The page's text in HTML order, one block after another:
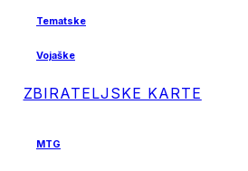
Tematske
Vojaške
ZBIRATELJSKE KARTE
MTG